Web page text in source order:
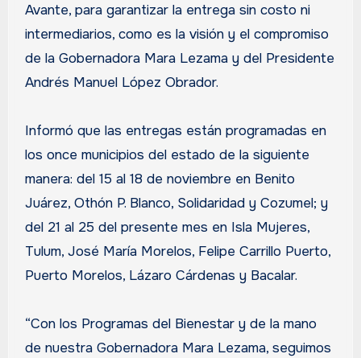
Avante, para garantizar la entrega sin costo ni
intermediarios, como es la visión y el compromiso
de la Gobernadora Mara Lezama y del Presidente
Andrés Manuel López Obrador.
Informó que las entregas están programadas en
los once municipios del estado de la siguiente
manera: del 15 al 18 de noviembre en Benito
Juárez, Othón P. Blanco, Solidaridad y Cozumel; y
del 21 al 25 del presente mes en Isla Mujeres,
Tulum, José María Morelos, Felipe Carrillo Puerto,
Puerto Morelos, Lázaro Cárdenas y Bacalar.
“Con los Programas del Bienestar y de la mano
de nuestra Gobernadora Mara Lezama, seguimos